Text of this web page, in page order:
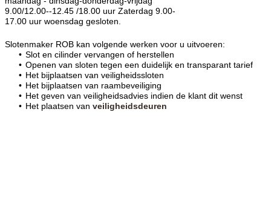
9.00/12.00--12.45 /18.00 uur Zaterdag 9.00-
17.00 uur woensdag gesloten.
Slotenmaker ROB kan volgende werken voor u uitvoeren:
Slot en cilinder vervangen of herstellen
Openen van sloten tegen een duidelijk en transparant tarief
Het bijplaatsen van veiligheidssloten
Het bijplaatsen van raambeveiliging
Het geven van veiligheidsadvies indien de klant dit wenst
Het plaatsen van veiligheidsdeuren